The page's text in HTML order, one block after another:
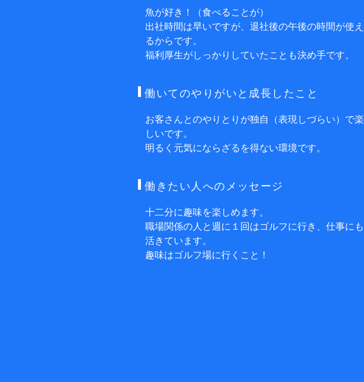
魚が好き！（食べることが）
出社時間は早いですが、退社後の午後の時間が使え
るからです。
福利厚生がしっかりしていたことも決め手です。
働いてのやりがいと成⻑したこと
お客さんとのやりとりが独自（表現しづらい）で楽
しいです。
明るく元気にならざるを得ない環境です。
働きたい人へのメッセージ
十二分に趣味を楽しめます。
職場関係の人と週に１回はゴルフに行き、仕事にも
活きています。
趣味はゴルフ場に行くこと！